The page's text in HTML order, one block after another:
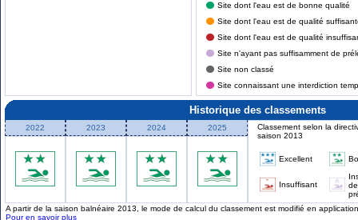
Site dont l'eau est de bonne qualité
Site dont l'eau est de qualité
Site dont l'eau est de qualité
Site n'ayant pas suffisamment de
Site non classé
Site connaissant une interdiction
Historique des classements
2022 2023 2024 2025
Classement selon la
saison 2013
Excellent
Insuffisant
de
A partir de la saison balnéaire 2013, le mode de calcul du classement est modifié en
Pour en savoir plus